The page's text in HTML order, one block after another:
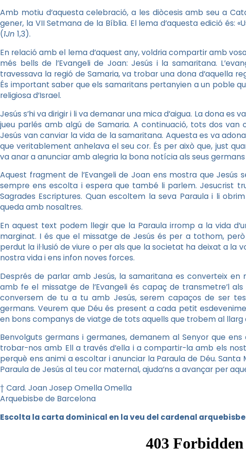
Amb motiu d’aquesta celebració, a les diòcesis amb seu a
gener, la VII Setmana de la Bíblia. El lema d’aquesta edició és:
(1Jn 1,3).
En relació amb el lema d’aquest any, voldria compartir amb
més bells de l’Evangeli de Joan: Jesús i la samaritana.
travessava la regió de Samaria, va trobar una dona d’aquella
És important saber que els samaritans pertanyien a un poble
religiosa d’Israel.
Jesús s’hi va dirigir i li va demanar una mica d’aigua. La dona es
jueu parlés amb algú de Samaria. A continuació, tots dos van
Jesús van canviar la vida de la samaritana. Aquesta es va
que veritablement anhelava el seu cor. És per això que, just
va anar a anunciar amb alegria la bona notícia als seus
Aquest fragment de l’Evangeli de Joan ens mostra que Jesús
sempre ens escolta i espera que també li parlem. Jesucrist
Sagrades Escriptures. Quan escoltem la seva Paraula i li
queda amb nosaltres.
En aquest text podem llegir que la Paraula irromp a la vida
marginat. I és que el missatge de Jesús és per a tothom,
perdut la il·lusió de viure o per als que la societat ha deixat a la
nostra vida i ens infon noves forces.
Després de parlar amb Jesús, la samaritana es converteix en
amb fe el missatge de l’Evangeli és capaç de transmetre’l
conversem de tu a tu amb Jesús, serem capaços de ser
germans. Veurem que Déu és present a cada petit
en bons companys de viatge de tots aquells que trobem al llarg
Benvolguts germans i germanes, demanem al Senyor que
trobar-nos amb Ell a través d’ella i a compartir-la amb els
perquè ens animi a escoltar i anunciar la Paraula de Déu.
Paraula de Jesús al teu cor maternal, ajuda’ns a avançar per
† Card. Joan Josep Omella Omella
Arquebisbe de Barcelona
Escolta la carta dominical en la veu del cardenal